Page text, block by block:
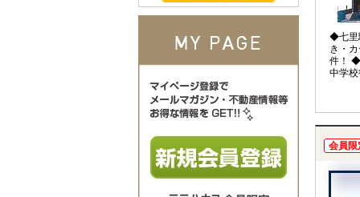
◆七里
き・
件！ ◆
中学
会員限